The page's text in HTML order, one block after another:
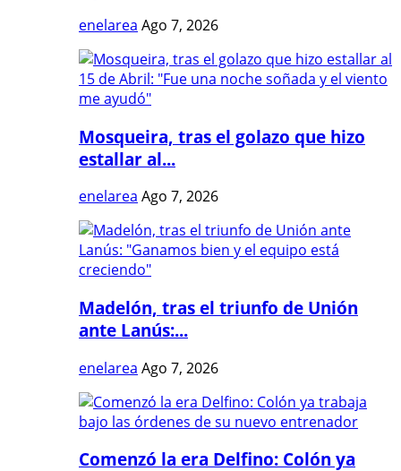
enelarea Ago 7, 2026
Mosqueira, tras el golazo que hizo
estallar al...
enelarea Ago 7, 2026
Madelón, tras el triunfo de Unión
ante Lanús:...
enelarea Ago 7, 2026
Comenzó la era Delfino: Colón ya